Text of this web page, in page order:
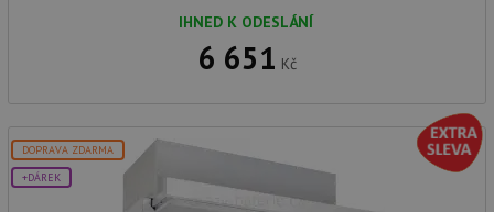
IHNED K ODESLÁNÍ
6 651 Kč
DOPRAVA ZDARMA
+DÁREK